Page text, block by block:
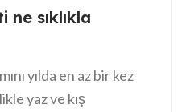
ne sıklıkla
yılda en az bir kez
yaz ve kış